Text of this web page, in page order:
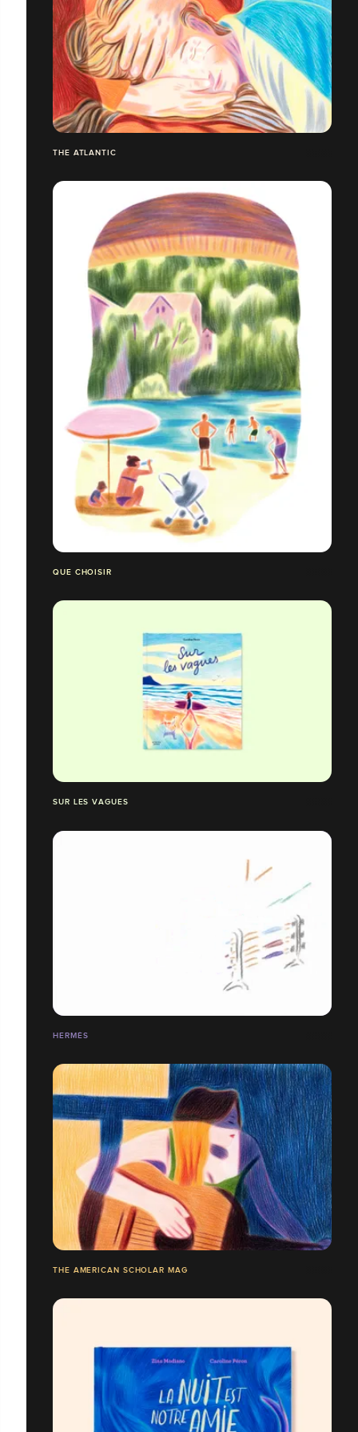
THE ATLANTIC
QUE CHOISIR
SUR LES VAGUES
HERMÈS
THE AMERICAN SCHOLAR MAG